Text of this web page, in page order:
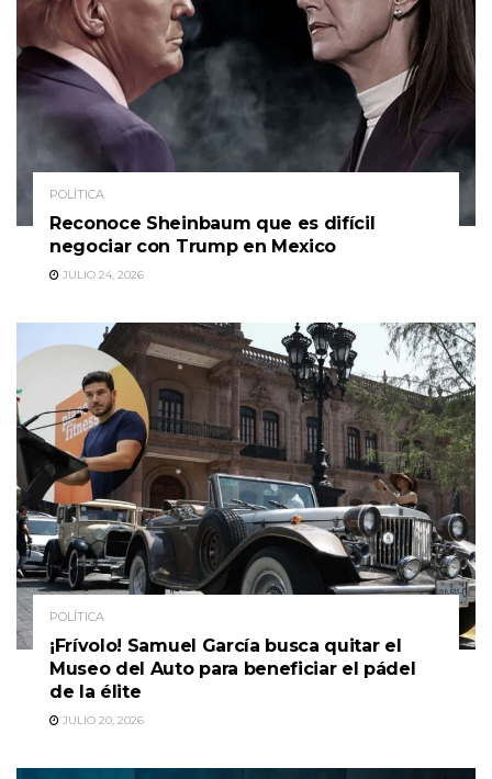
POLÍTICA
Reconoce Sheinbaum que es difícil
negociar con Trump en Mexico
JULIO 24, 2026
POLÍTICA
¡Frívolo! Samuel García busca quitar el
Museo del Auto para beneficiar el pádel
de la élite
JULIO 20, 2026